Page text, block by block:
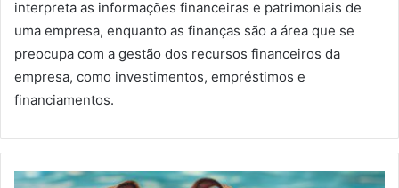
interpreta as informações financeiras e patrimoniais de
uma empresa, enquanto as finanças são a área que se
preocupa com a gestão dos recursos financeiros da
empresa, como investimentos, empréstimos e
financiamentos.